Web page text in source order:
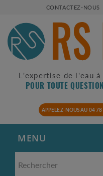
CONTACTEZ-NOUS
L'expertise de l'eau
POUR TOUTE
APPELEZ-NOUS AU 04
MENU